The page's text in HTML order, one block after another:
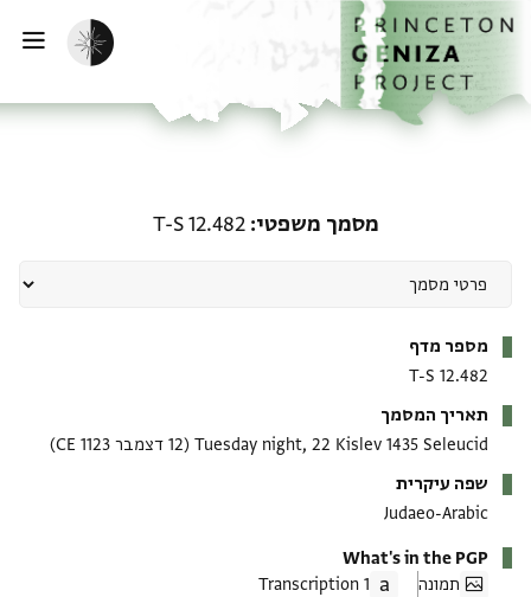
לתוכןהבית
הפעלת מצב כהה
מסמך משפטי T-S 12.482
מספר מדף
T-S 12.482
תאריך המסמך
Tuesday night, 22 Kislev 1435 Seleucid (12 דצמבר 1123 CE)
שפה עיקרית
Judaeo-Arabic
What's in the PGP
תמונה
1 Transcription